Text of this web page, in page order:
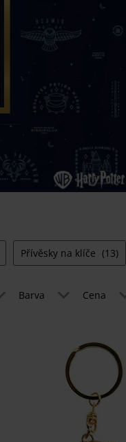
Přívěsky na klíče (13)
Barva Cena